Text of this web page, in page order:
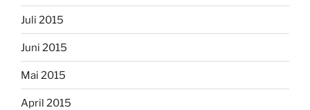
Juli 2015
Juni 2015
Mai 2015
April 2015